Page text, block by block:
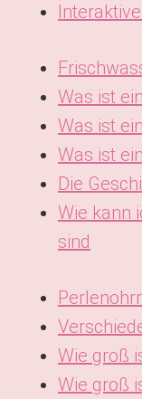
Was ist
Was ist
Was ist
Die
Wie kann
sind
Wie groß
Wie groß